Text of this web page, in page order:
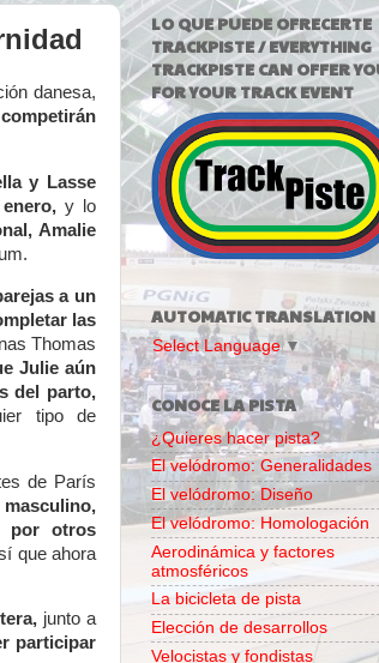
danesa,
y Lasse
y lo
Amalie
a un
las
Thomas
Julie aún
del parto,
tipo de
de París
por otros
que ahora
junto a
participar
LO QUE PUEDE OFRECERTE
TRACKPISTE / EVERYTHING
TRACKPISTE CAN OFFER
FOR YOUR TRACK EVENT
AUTOMATIC TRANSLATION
Select Language ▼
CONOCE LA PISTA
¿Quieres hacer pista?
El velódromo: Generalidades
El velódromo: Diseño
El velódromo: Homologación
Aerodinámica y factores
atmosféricos
La bicicleta de pista
Elección de desarrollos
Velocistas y fondistas